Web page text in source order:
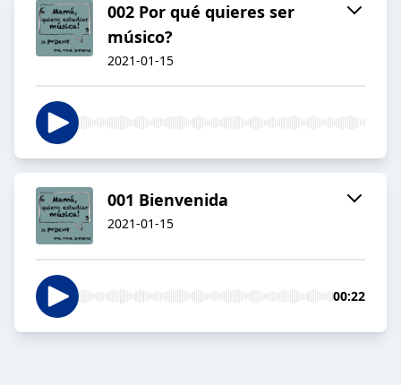
002 Por qué quieres ser
músico?
2021-01-15
001 Bienvenida
2021-01-15
00:22